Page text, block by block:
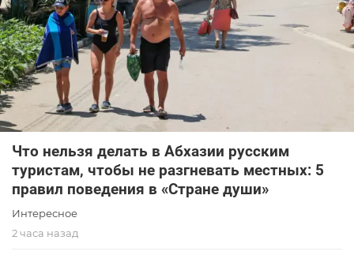
Что нельзя делать в Абхазии русским
туристам, чтобы не разгневать местных: 5
правил поведения в «Стране души»
Интересное
2 часа назад